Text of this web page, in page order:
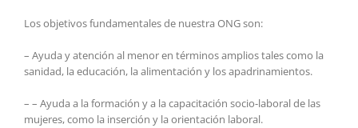
Los objetivos fundamentales de nuestra ONG son:
– Ayuda y atención al menor en términos amplios tales como la
sanidad, la educación, la alimentación y los apadrinamientos.
– – Ayuda a la formación y a la capacitación socio-laboral de las
mujeres, como la inserción y la orientación laboral.